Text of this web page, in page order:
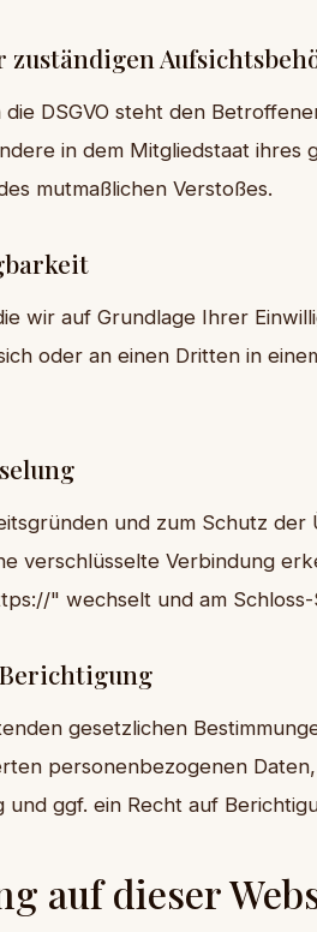
DSGVO steht den
in dem Mitgliedstaat ihres
mutmaßlichen Verstoßes.
wir auf Grundlage Ihrer
oder an einen Dritten in
und zum Schutz
verschlüsselte Verbindung
" wechselt und am
gesetzlichen
personenbezogenen
ggf. ein Recht auf
auf dieser